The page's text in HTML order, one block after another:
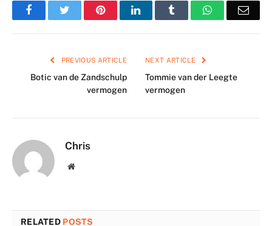
FacebookTwitter PinterestLinkedIn Tumblr WhatsApp
PREVIOUS ARTICLE
Botic van de Zandschulp
vermogen
NEXT ARTICLE
Tommie van der Leegte
vermogen
Chris
Website
RELATED POSTS